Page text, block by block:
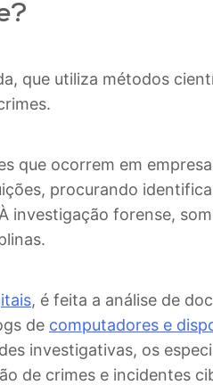
que utiliza métodos
que ocorrem em
procurando
investigação forense,
, é feita a análise de
de computadores e
investigativas, os
de crimes e incidentes